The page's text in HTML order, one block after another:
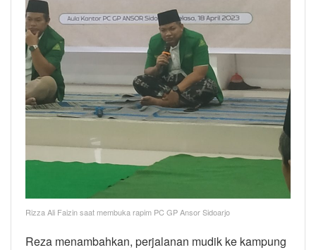
Rizza Ali Faizin saat membuka rapim PC GP Ansor Sidoarjo
Reza menambahkan, perjalanan mudik ke kampung